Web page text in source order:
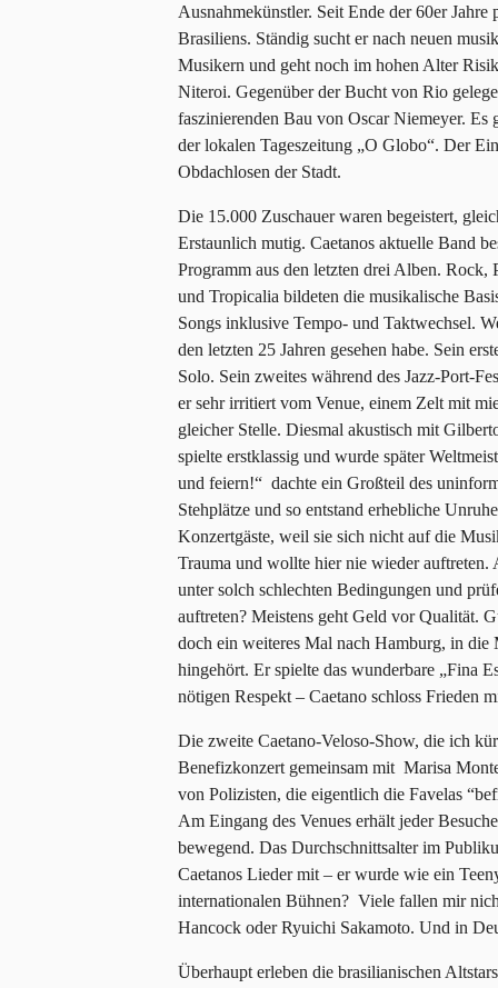
Ausnahmekünstler. Seit Ende der 60er
Brasiliens. Ständig sucht er nach neuen
Musikern und geht noch im hohen Alter
Niteroi. Gegenüber der Bucht von Rio
faszinierenden Bau von Oscar Niemeyer.
der lokalen Tageszeitung „O Globo“. Der
Obdachlosen der Stadt.
Die 15.000 Zuschauer waren begeistert,
Erstaunlich mutig. Caetanos aktuelle Band
Programm aus den letzten drei Alben.
und Tropicalia bildeten die musikalische
Songs inklusive Tempo- und Taktwechsel.
den letzten 25 Jahren gesehen habe. Sein
Solo. Sein zweites während des Jazz-Port-
er sehr irritiert vom Venue, einem Zelt mit
gleicher Stelle. Diesmal akustisch mit
spielte erstklassig und wurde später
und feiern!“ dachte ein Großteil des
Stehplätze und so entstand erhebliche
Konzertgäste, weil sie sich nicht auf die
Trauma und wollte hier nie wieder
unter solch schlechten Bedingungen und
auftreten? Meistens geht Geld vor Qualität.
doch ein weiteres Mal nach Hamburg, in
hingehört. Er spielte das wunderbare „Fina
nötigen Respekt – Caetano schloss Frieden
Die zweite Caetano-Veloso-Show, die ich
Benefizkonzert gemeinsam mit Marisa
von Polizisten, die eigentlich die Favelas
Am Eingang des Venues erhält jeder
bewegend. Das Durchschnittsalter im
Caetanos Lieder mit – er wurde wie ein
internationalen Bühnen? Viele fallen mir
Hancock oder Ryuichi Sakamoto. Und in
Überhaupt erleben die brasilianischen